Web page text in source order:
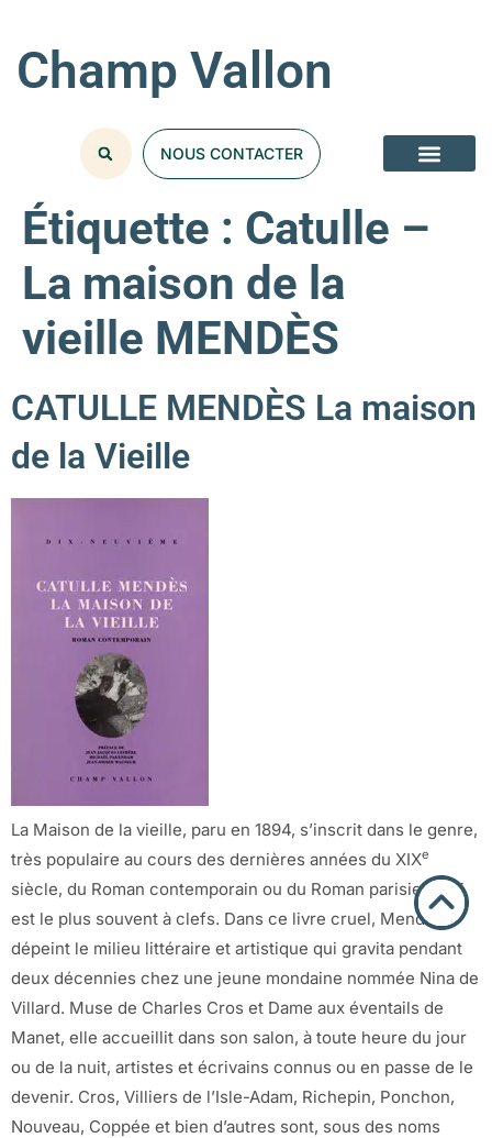
Champ Vallon
NOUS CONTACTER
Étiquette : Catulle –
La maison de la
vieille MENDÈS
CATULLE MENDÈS La maison
de la Vieille
La Maison de la vieille, paru en 1894, s’inscrit dans le genre,
très populaire au cours des dernières années du XIXe
siècle, du Roman contemporain ou du Roman parisien, qui
est le plus souvent à clefs. Dans ce livre cruel, Mendès
dépeint le milieu littéraire et artistique qui gravita pendant
deux décennies chez une jeune mondaine nommée Nina de
Villard. Muse de Charles Cros et Dame aux éventails de
Manet, elle accueillit dans son salon, à toute heure du jour
ou de la nuit, artistes et écrivains connus ou en passe de le
devenir. Cros, Villiers de l’Isle-Adam, Richepin, Ponchon,
Nouveau, Coppée et bien d’autres sont, sous des noms